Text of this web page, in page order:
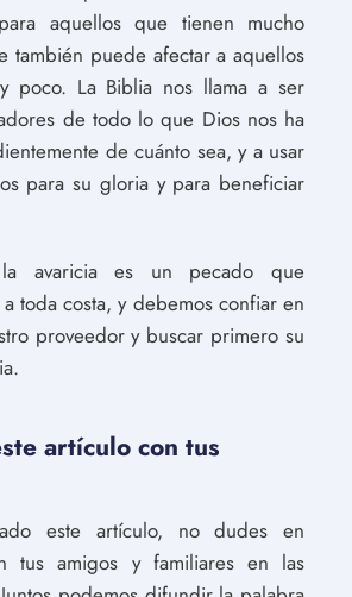
aquellos que tienen mucho
también puede afectar a aquellos
poco. La Biblia nos llama a ser
de todo lo que Dios nos ha
de cuánto sea, y a usar
para su gloria y para beneficiar
avaricia es un pecado que
toda costa, y debemos confiar en
proveedor y buscar primero su
artículo con tus
este artículo, no dudes en
tus amigos y familiares en las